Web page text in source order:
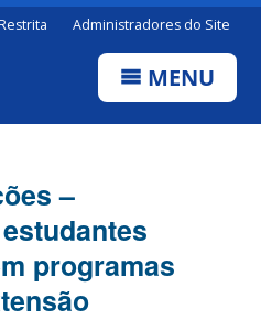
Administradores do Site
MENU
–
programas